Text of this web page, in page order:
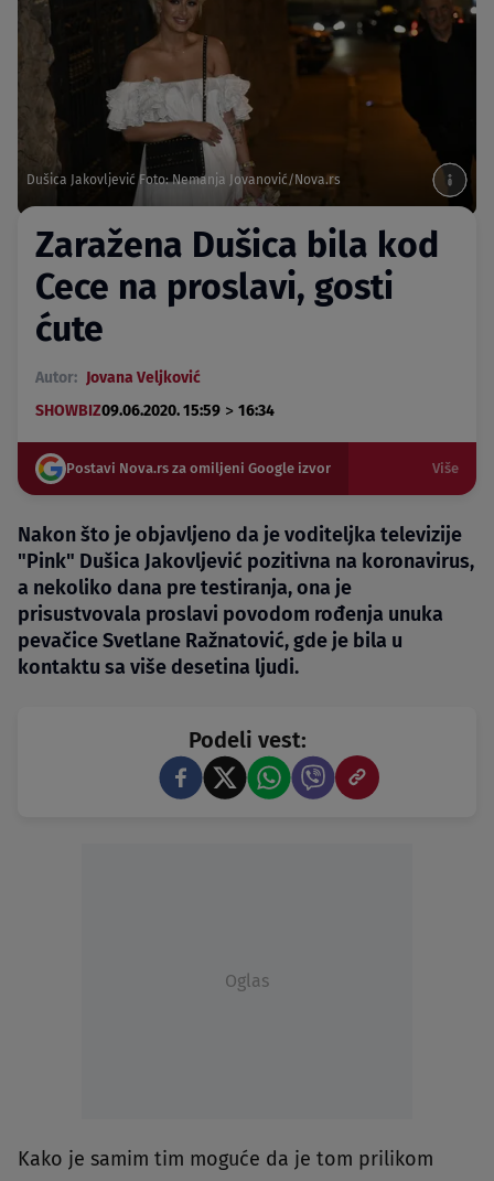
Dušica Jakovljević Foto: Nemanja Jovanović/Nova.rs
Zaražena Dušica bila kod
Cece na proslavi, gosti
ćute
Autor: Jovana Veljković
SHOWBIZ09.06.2020. 15:59 > 16:34
Postavi Nova.rs za omiljeni Google izvor Više
Nakon što je objavljeno da je voditeljka televizije
"Pink" Dušica Jakovljević pozitivna na koronavirus,
a nekoliko dana pre testiranja, ona je
prisustvovala proslavi povodom rođenja unuka
pevačice Svetlane Ražnatović, gde je bila u
kontaktu sa više desetina ljudi.
Podeli vest:
Oglas
Kako je samim tim moguće da je tom prilikom